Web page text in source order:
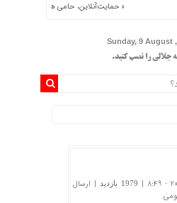
« حمایت‌آنلاین، حامی همه مردم ایران »
Sunday, 9 August
جلالی را نصب کنید.
1979 بازدید
| ارسال